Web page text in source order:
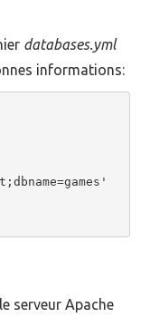
databases.yml
informations:
serveur Apache